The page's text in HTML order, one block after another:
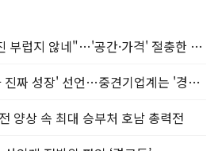
[시승기] "하이리무진 부럽지 않네"…'공간·가격' 절충한 카니발 하이루프
정부, 하반기 '노동과 진짜 성장' 선언…중견기업계는 '경영 불확실성' 우려
양상 속 최대 승부처 호남 총력전